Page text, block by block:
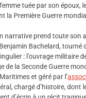
tuée par son époux,
la Première Guerre
narrative prend toute son
Bachelard, tourné
: l’ouvrage militaire
de la Seconde Guerre
et géré par l’
chargé d’histoire, dont